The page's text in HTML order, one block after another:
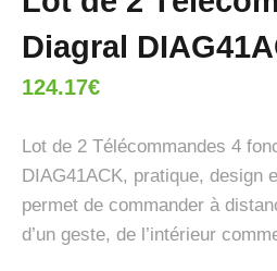
Diagral
124.17€
Lot de 2 Télécommandes 4
DIAG41ACK, pratique, design
permet de commander à
d’un geste, de l’intérieur